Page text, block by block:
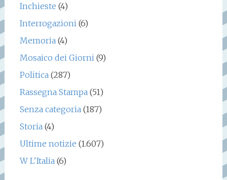
Inchieste (4)
Interrogazioni (6)
Memoria (4)
Mosaico dei Giorni (9)
Politica (287)
Rassegna Stampa (51)
Senza categoria (187)
Storia (4)
Ultime notizie (1.607)
W L'Italia (6)